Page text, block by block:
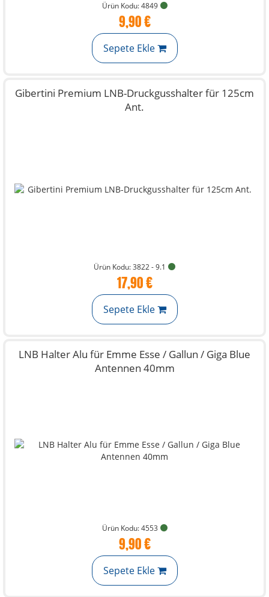
Ürün Kodu: 4849
9,90 €
Sepete Ekle
Gibertini Premium LNB-Druckgusshalter für 125cm
Ant.
Ürün Kodu: 3822 - 9.1
17,90 €
Sepete Ekle
LNB Halter Alu für Emme Esse / Gallun / Giga Blue
Antennen 40mm
Ürün Kodu: 4553
9,90 €
Sepete Ekle